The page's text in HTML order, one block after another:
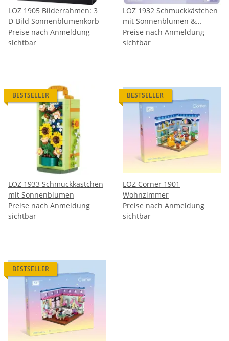
LOZ 1905 Bilderrahmen: 3
D-Bild Sonnenblumenkorb
Preise nach Anmeldung
sichtbar
LOZ 1932 Schmuckkästchen
mit Sonnenblumen &
Schmetterling
Preise nach Anmeldung
sichtbar
BESTSELLER
LOZ 1933 Schmuckkästchen
mit Sonnenblumen
Preise nach Anmeldung
sichtbar
BESTSELLER
LOZ Corner 1901
Wohnzimmer
Preise nach Anmeldung
sichtbar
BESTSELLER